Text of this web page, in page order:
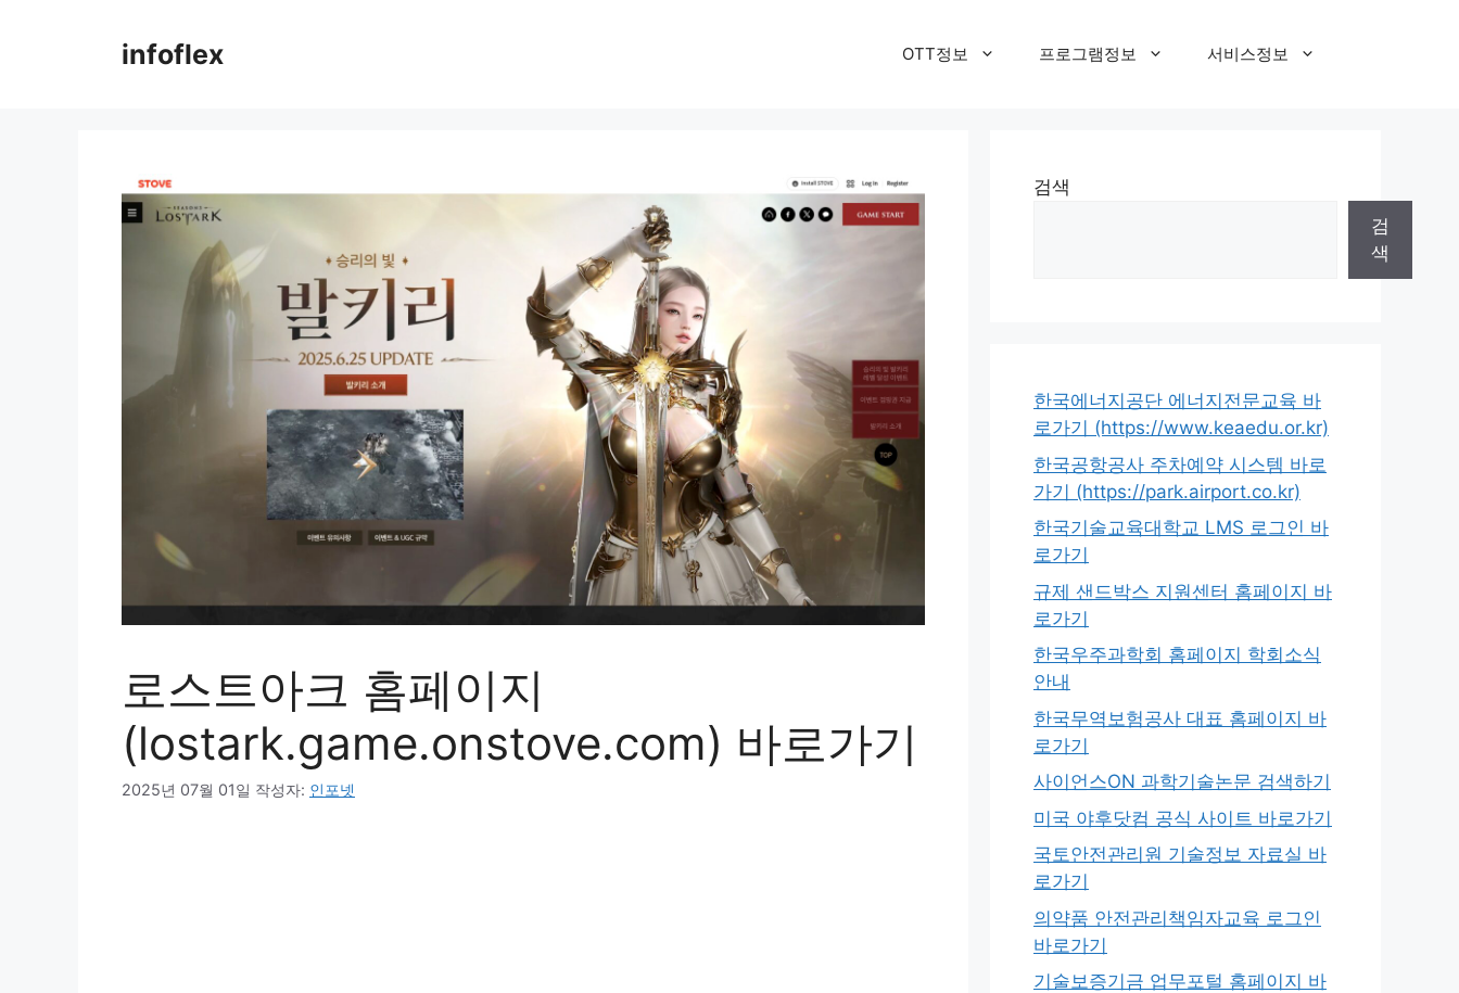
infoflex OTT정보 프로그램정보 서비스정보
로스트아크 홈페이지
(lostark.game.onstove.com) 바로가기
2025년 07월 01일 작성자: 인포넷
검색
검
색
한국에너지공단 에너지전문교육 바
로가기 (https://www.keaedu.or.kr)
한국공항공사 주차예약 시스템 바로
가기 (https://park.airport.co.kr)
한국기술교육대학교 LMS 로그인 바
로가기
규제 샌드박스 지원센터 홈페이지 바
로가기
한국우주과학회 홈페이지 학회소식
안내
한국무역보험공사 대표 홈페이지 바
로가기
사이언스ON 과학기술논문 검색하기
미국 야후닷컴 공식 사이트 바로가기
국토안전관리원 기술정보 자료실 바
로가기
의약품 안전관리책임자교육 로그인
바로가기
기술보증기금 업무포털 홈페이지 바